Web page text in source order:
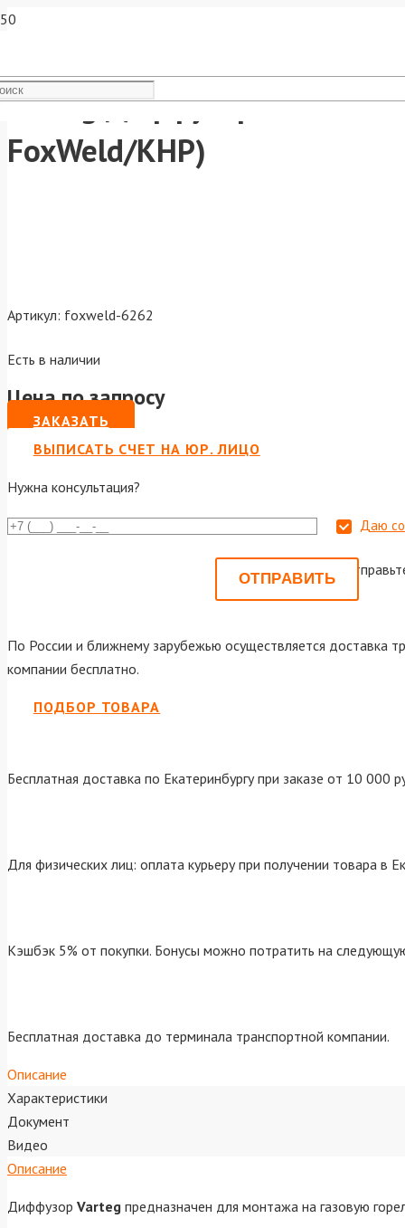
Varteg Диффузор газовый
FoxWeld/КНР)
Артикул: foxweld-6262
Есть в наличии
Цена по запросу
ЗАКАЗАТЬ
ВЫПИСАТЬ СЧЕТ НА ЮР. ЛИЦО
Нужна консультация?
Даю
Или
По России и ближнему зарубежью осуществляется доставка
компании бесплатно.
ПОДБОР ТОВАРА
Бесплатная доставка по Екатеринбургу при заказе от 10 000
Для физических лиц: оплата курьеру при получении товара в
Кэшбэк 5% от покупки. Бонусы можно потратить на
Бесплатная доставка до терминала транспортной компании.
Описание
Характеристики
Документ
Видео
Описание
Диффузор Varteg предназначен для монтажа на газовую